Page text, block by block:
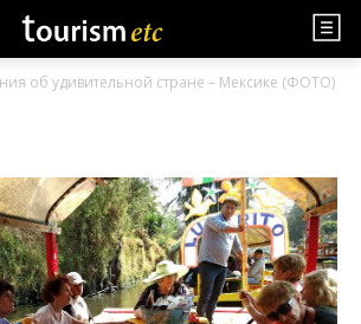
об удивительной стране – Мексике (ФОТО)